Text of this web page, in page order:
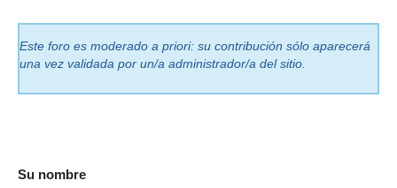
Este foro es moderado a priori: su contribución sólo aparecerá
una vez validada por un/a administrador/a del sitio.
Su nombre